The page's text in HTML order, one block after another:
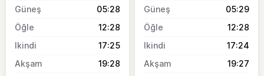
05:28
12:28
17:25
19:28
05:29
12:28
17:24
19:27